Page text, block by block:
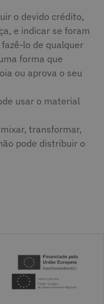
o devido crédito,
e indicar se foram
lo de qualquer
forma que
ou aprova o seu
usar o material
transformar,
pode distribuir o